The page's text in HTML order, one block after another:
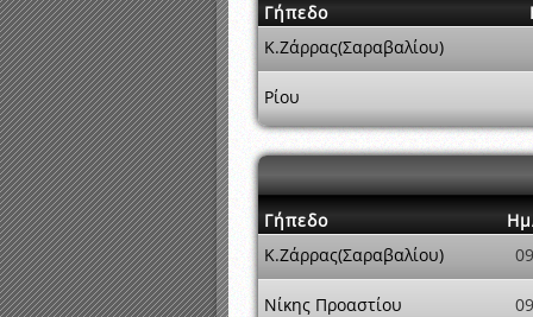
Γήπεδο
Κ.Ζάρρας(Σαραβαλίου)
Ρίου
Γήπεδο
Κ.Ζάρρας(Σαραβαλίου)
Νίκης Προαστίου